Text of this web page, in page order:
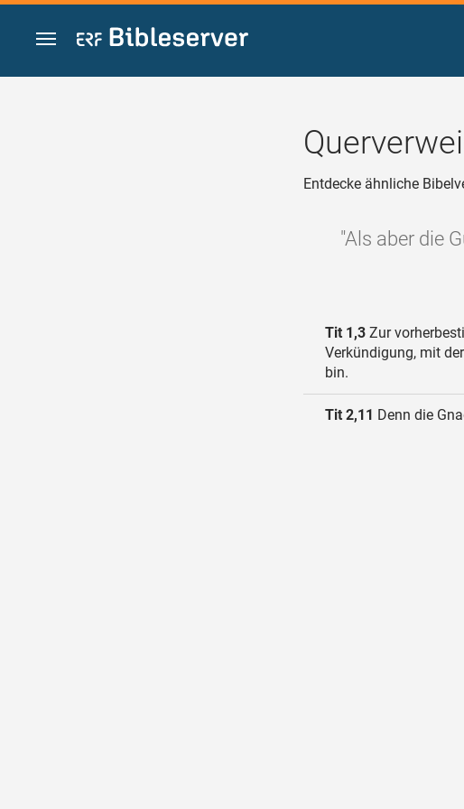
Zum Inhalt springen
Entdecke ähnliche
"Als aber die
Tit 1,3 Zur
Verkündigung, mit
bin.
Tit 2,11 Denn die